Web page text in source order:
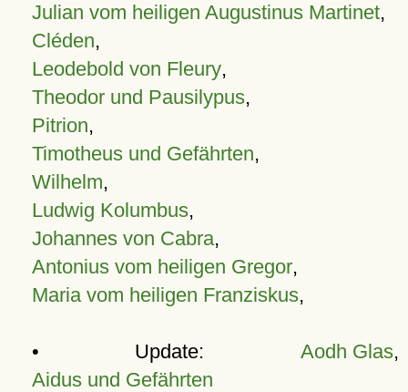
Julian vom heiligen Augustinus Martinet,
Cléden,
Leodebold von Fleury,
Theodor und Pausilypus,
Pitrion,
Timotheus und Gefährten,
Wilhelm,
Ludwig Kolumbus,
Johannes von Cabra,
Antonius vom heiligen Gregor,
Maria vom heiligen Franziskus,
• Update: Aodh Glas,
Aidus und Gefährten